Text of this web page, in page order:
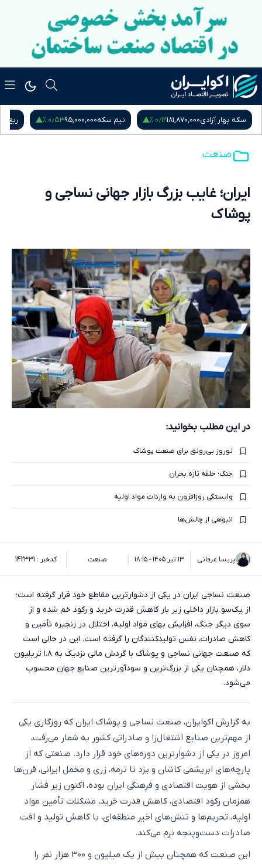
سکه بهار آزادی181,870,000۰٫۱۲ % نیم سکه95,000,000۰٫۵۳ % ربع
صنعت
ایران؛ غایب بزرگ بازار جهانی نساجی و
پوشاک
در این مطلب بخوانید:
نوروز بی‌رونق برای صنعت پوشاک
جنگ؛ حلقه تازه بحران
وابستگی روزافزون به واردات مواد اولیه
انبوهی از چالش‌ها
پریسا عرفانی ۱۳ تیر ۱۴۰۵ - ۱۸:۱۵ صنعت کدخبر : 142331
صنعت نساجی ایران در یکی از دشوارترین مقاطع خود قرار گرفته است؛
از یک‌سو بازار داخلی زیر بار کاهش قدرت خرید و رکود خم شده و از
سوی دیگر جنگ، افزایش بهای مواد اولیه، اختلال در زنجیره تأمین و
کاهش صادرات، نفس تولیدکنندگان را گرفته است. این در حالی است
که صنعت جهانی نساجی و پوشاک با گردش مالی نزدیک به ۱.۸ تریلیون
دلار، همچنان یکی از بزرگ‌ترین و سودآورترین صنایع جهان محسوب
می‌شود.
به گزارش اکوایران، صنعت نساجی و پوشاک ایران که روزگاری یکی
از مهم‌ترین صنایع اشتغال‌زا و صادراتی کشور به شمار می‌رفت،
امروز در یکی از دشوارترین دوره‌های خود قرار دارد. صنعتی که از
پارچه‌های ابریشمی کاشان و یزد تا ترمه، زری و مخمل ایرانی، قرن‌ها
بخشی از هویت اقتصادی و فرهنگی ایران بوده، اکنون زیر فشار
همزمان رکود اقتصادی، کاهش قدرت خرید، مشکلات تأمین مواد
اولیه، تحریم‌ها و تنش‌های اخیر منطقه‌ای، با کاهش تولید و افت
صادرات دست‌وپنجه نرم می‌کند.
این صنعت که همچنان بیش از یک میلیون و 300 هزار نفر را